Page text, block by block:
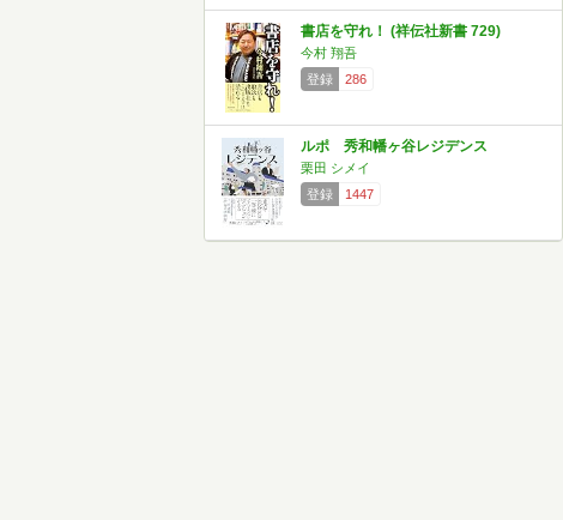
書店を守れ！ (祥伝社新書 729)
今村 翔吾
登録
286
ルポ 秀和幡ヶ谷レジデンス
栗田 シメイ
登録
1447